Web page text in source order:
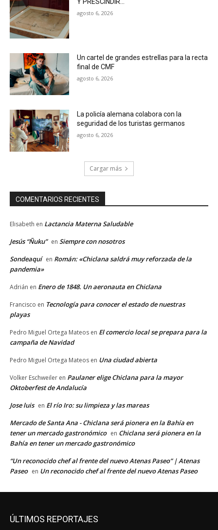
agosto 6, 2026
Un cartel de grandes estrellas para la recta
final de CMF
agosto 6, 2026
La policía alemana colabora con la
seguridad de los turistas germanos
agosto 6, 2026
Cargar más
COMENTARIOS RECIENTES
Elisabeth en Lactancia Materna Saludable
Jesús “Ñuku” en Siempre con nosotros
Sondeaquí en Román: «Chiclana saldrá muy reforzada de la
pandemia»
Adrián en Enero de 1848. Un aeronauta en Chiclana
Francisco en Tecnología para conocer el estado de nuestras
playas
Pedro Miguel Ortega Mateos en El comercio local se prepara para la
campaña de Navidad
Pedro Miguel Ortega Mateos en Una ciudad abierta
Volker Eschweiler en Paulaner elige Chiclana para la mayor
Oktoberfest de Andalucía
Jose luis en El río Iro: su limpieza y las mareas
Mercado de Santa Ana - Chiclana será pionera en la Bahía en
tener un mercado gastronómico en Chiclana será pionera en la
Bahía en tener un mercado gastronómico
“Un reconocido chef al frente del nuevo Atenas Paseo” | Atenas
Paseo en Un reconocido chef al frente del nuevo Atenas Paseo
ÚLTIMOS REPORTAJES